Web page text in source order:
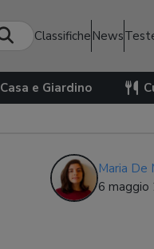
Classifiche News
Casa e Giardino
Maria De
6 maggio